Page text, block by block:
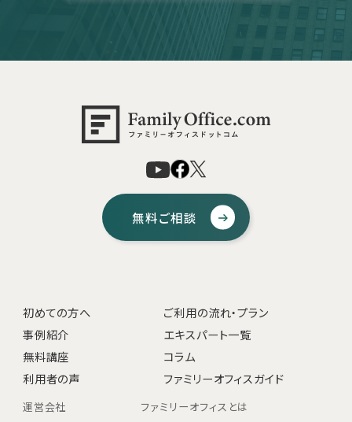
無料ご相談
初めての方へ
ご利用の流れ・プラン
事例紹介
エキスパート一覧
無料講座
コラム
利用者の声
ファミリーオフィスガイド
運営会社
ファミリーオフィスとは